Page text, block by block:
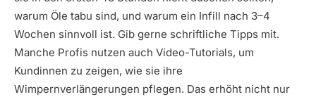
warum Öle tabu sind, und warum ein Infill nach 3–4
Wochen sinnvoll ist. Gib gerne schriftliche Tipps mit.
Manche Profis nutzen auch Video-Tutorials, um
Kundinnen zu zeigen, wie sie ihre
Wimpernverlängerungen pflegen. Das erhöht nicht nur